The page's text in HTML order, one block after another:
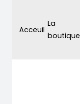
content
Acceuil
La
boutique